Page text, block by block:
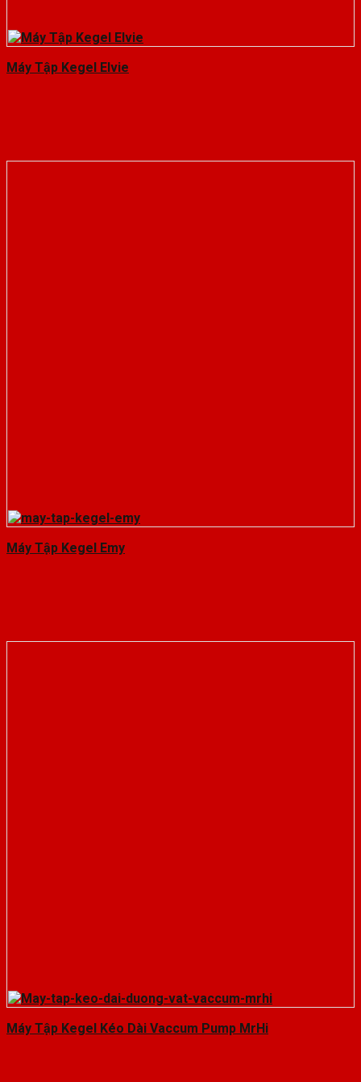
Máy Tập Kegel Elvie
Máy Tập Kegel Emy
Máy Tập Kegel Kéo Dài Vaccum Pump MrHi